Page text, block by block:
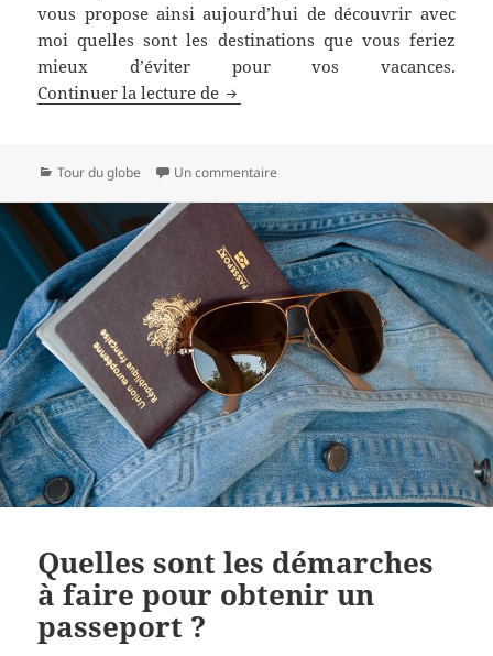
vous propose ainsi aujourd’hui de découvrir avec
moi quelles sont les destinations que vous feriez
mieux d’éviter pour vos vacances.
Continuer la lecture de Ces pays que vous feriez mieux
Catégories
Tour du globe Un commentaire
Quelles sont les démarches
à faire pour obtenir un
passeport ?